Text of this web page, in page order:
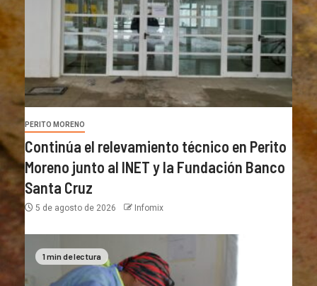
PERITO MORENO
Continúa el relevamiento técnico en Perito
Moreno junto al INET y la Fundación Banco
Santa Cruz
5 de agosto de 2026 Infomix
1 min de lectura